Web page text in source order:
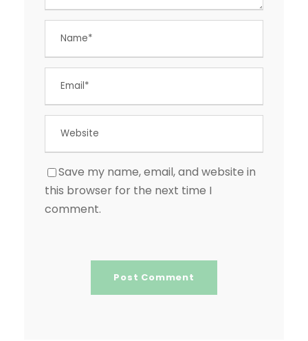
Save my name, email, and website in
this browser for the next time I
comment.